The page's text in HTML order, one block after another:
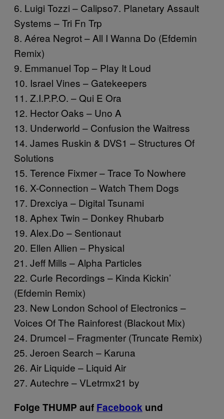
6. Luigi Tozzi – Calipso7. Planetary Assault
Systems – Tri Fn Trp
8. Aérea Negrot – All I Wanna Do (Efdemin
Remix)
9. Emmanuel Top – Play It Loud
10. Israel Vines – Gatekeepers
11. Z.I.P.P.O. – Qui E Ora
12. Hector Oaks – Uno A
13. Underworld – Confusion the Waitress
14. James Ruskin & DVS1 – Structures Of
Solutions
15. Terence Fixmer – Trace To Nowhere
16. X-Connection – Watch Them Dogs
17. Drexciya – Digital Tsunami
18. Aphex Twin – Donkey Rhubarb
19. Alex.Do – Sentionaut
20. Ellen Allien – Physical
21. Jeff Mills – Alpha Particles
22. Curle Recordings – Kinda Kickin’
(Efdemin Remix)
23. New London School of Electronics –
Voices Of The Rainforest (Blackout Mix)
24. Drumcel – Fragmenter (Truncate Remix)
25. Jeroen Search – Karuna
26. Air Liquide – Liquid Air
27. Autechre – VLetrmx21 by
Folge THUMP auf Facebook und